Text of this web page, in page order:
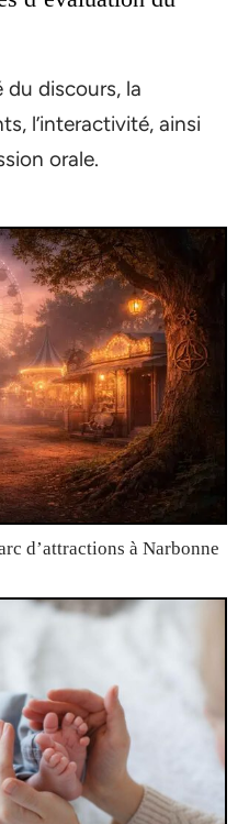
du discours, la
l’interactivité, ainsi
orale.
d’attractions à Narbonne